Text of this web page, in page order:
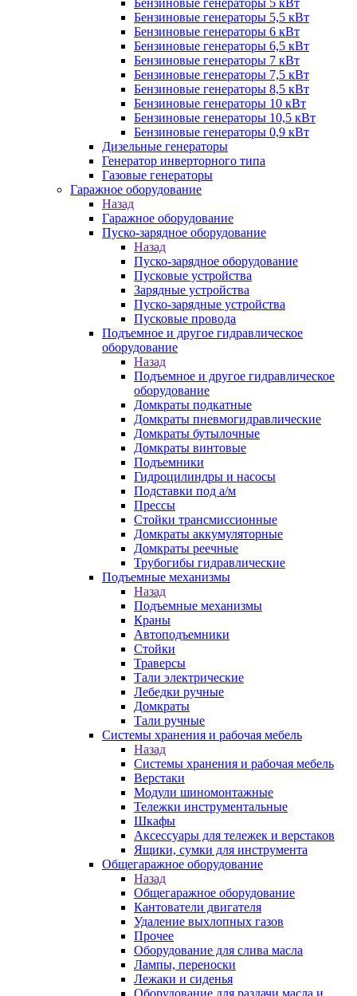
Бензиновые генераторы 5 кВт
Бензиновые генераторы 5,5 кВт
Бензиновые генераторы 6 кВт
Бензиновые генераторы 6,5 кВт
Бензиновые генераторы 7 кВт
Бензиновые генераторы 7,5 кВт
Бензиновые генераторы 8,5 кВт
Бензиновые генераторы 10 кВт
Бензиновые генераторы 10,5 кВт
Бензиновые генераторы 0,9 кВт
Дизельные генераторы
Генератор инверторного типа
Газовые генераторы
Гаражное оборудование
Назад
Гаражное оборудование
Пуско-зарядное оборудование
Назад
Пуско-зарядное оборудование
Пусковые устройства
Зарядные устройства
Пуско-зарядные устройства
Пусковые провода
Подъемное и другое гидравлическое
оборудование
Назад
Подъемное и другое гидравлическое
оборудование
Домкраты подкатные
Домкраты пневмогидравлические
Домкраты бутылочные
Домкраты винтовые
Подъемники
Гидроцилиндры и насосы
Подставки под а/м
Прессы
Стойки трансмиссионные
Домкраты аккумуляторные
Домкраты реечные
Трубогибы гидравлические
Подъемные механизмы
Назад
Подъемные механизмы
Краны
Автоподъемники
Стойки
Траверсы
Тали электрические
Лебедки ручные
Домкраты
Тали ручные
Системы хранения и рабочая мебель
Назад
Системы хранения и рабочая мебель
Верстаки
Модули шиномонтажные
Тележки инструментальные
Шкафы
Аксессуары для тележек и верстаков
Ящики, сумки для инструмента
Общегаражное оборудование
Назад
Общегаражное оборудование
Кантователи двигателя
Удаление выхлопных газов
Прочее
Оборудование для слива масла
Лампы, переноски
Лежаки и сиденья
Оборудование для раздачи масла и